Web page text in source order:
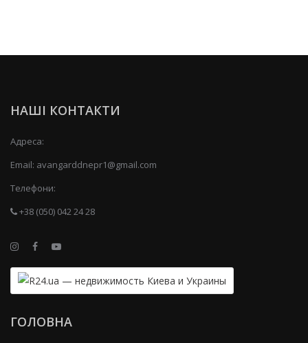
НАШІ КОНТАКТИ
Адреса:
Email: avangarddnepr1@gmail.com
Телефони:
+38 (050) 042 24 28
ГОЛОВНА